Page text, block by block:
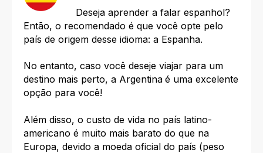
Deseja aprender a falar espanhol?
Então, o recomendado é que você opte pelo
país de origem desse idioma: a Espanha.
No entanto, caso você deseje viajar para um
destino mais perto, a Argentina é uma excelente
opção para você!
Além disso, o custo de vida no país latino-
americano é muito mais barato do que na
Europa, devido a moeda oficial do país (peso